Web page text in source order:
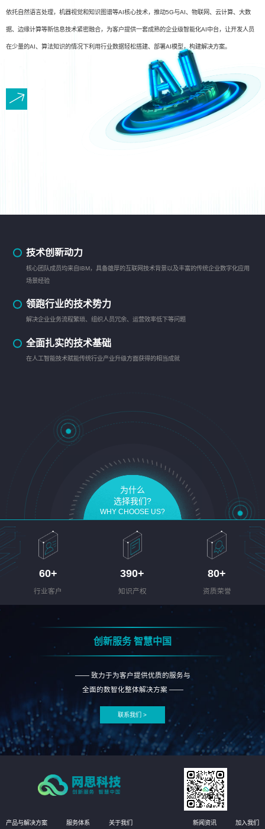
依托自然语言处理，机器视觉和知识图谱等AI核心技术，推动5G与AI、物联网、云计算、大数
据、边缘计算等新信息技术紧密融合，为客户提供一套成熟的企业级智能化AI中台，让开发人员
在少量的AI、算法知识的情况下利用行业数据轻松搭建、部署AI模型，构建解决方案。
技术创新动力
核心团队成员均来自IBM，具备雄厚的互联网技术背景以及丰富的传统企业数字化应用
场景经验
领跑行业的技术势力
解决企业业务流程繁琐、组织人员冗余、运营效率低下等问题
全面扎实的技术基础
在人工智能技术赋能传统行业产业升级方面获得的相当成就
为什么
选择我们?
WHY CHOOSE US?
60+
行业客户
390+
知识产权
80+
资质荣誉
创新服务 智慧中国
—— 致力于为客户提供优质的服务与
全面的数智化整体解决方案 ——
联系我们 >
产品与解决方案 服务体系 关于我们 新闻资讯 加入我们